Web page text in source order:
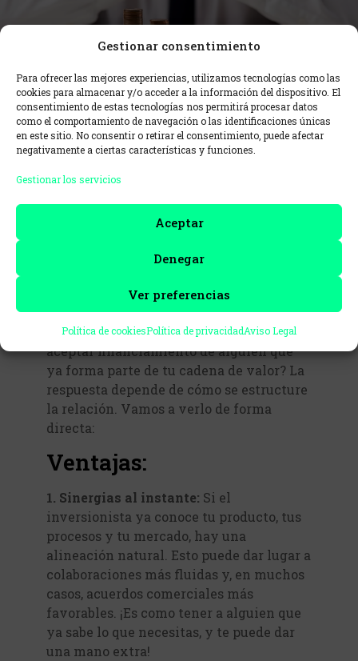
Gestionar consentimiento
Para ofrecer las mejores experiencias, utilizamos tecnologías como las
cookies para almacenar y/o acceder a la información del dispositivo. El
consentimiento de estas tecnologías nos permitirá procesar datos
como el comportamiento de navegación o las identificaciones únicas
en este sitio. No consentir o retirar el consentimiento, puede afectar
negativamente a ciertas características y funciones.
Gestionar los servicios
Aceptar
Denegar
Ver preferencias
Política de cookiesPolítica de privacidadAviso Legal
Recurrir a tu cadena de
valor para obtener
financiación ¿Acierto o
error?
buscas capital para hacer crecer tu
aquellos con los que ya trabajas: tu
proveedor, un cliente estratégico, o
incluso un socio. Pero, ¿es una buena idea
aceptar financiamiento de alguien que
ya forma parte de tu cadena de valor? La
respuesta depende de cómo se estructure
la relación. Vamos a verlo de forma
directa:
Ventajas:
1. Sinergias al instante: Si el
inversionista ya conoce tu producto, tus
procesos y tu mercado, hay una
alineación natural. Esto puede dar lugar a
colaboraciones más fluidas y, en muchos
casos, acuerdos comerciales más
favorables. ¡Es como tener a alguien que
ya sabe lo que necesitas, y te puede dar
una mano extra!